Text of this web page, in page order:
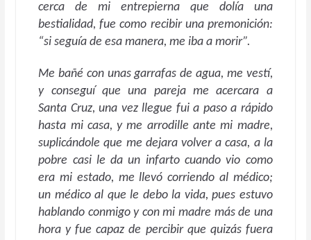
cerca de mi entrepierna que dolía una
bestialidad, fue como recibir una premonición:
“si seguía de esa manera, me iba a morir”.
Me bañé con unas garrafas de agua, me vestí,
y conseguí que una pareja me acercara a
Santa Cruz, una vez llegue fui a paso a rápido
hasta mi casa, y me arrodille ante mi madre,
suplicándole que me dejara volver a casa, a la
pobre casi le da un infarto cuando vio como
era mi estado, me llevó corriendo al médico;
un médico al que le debo la vida, pues estuvo
hablando conmigo y con mi madre más de una
hora y fue capaz de percibir que quizás fuera